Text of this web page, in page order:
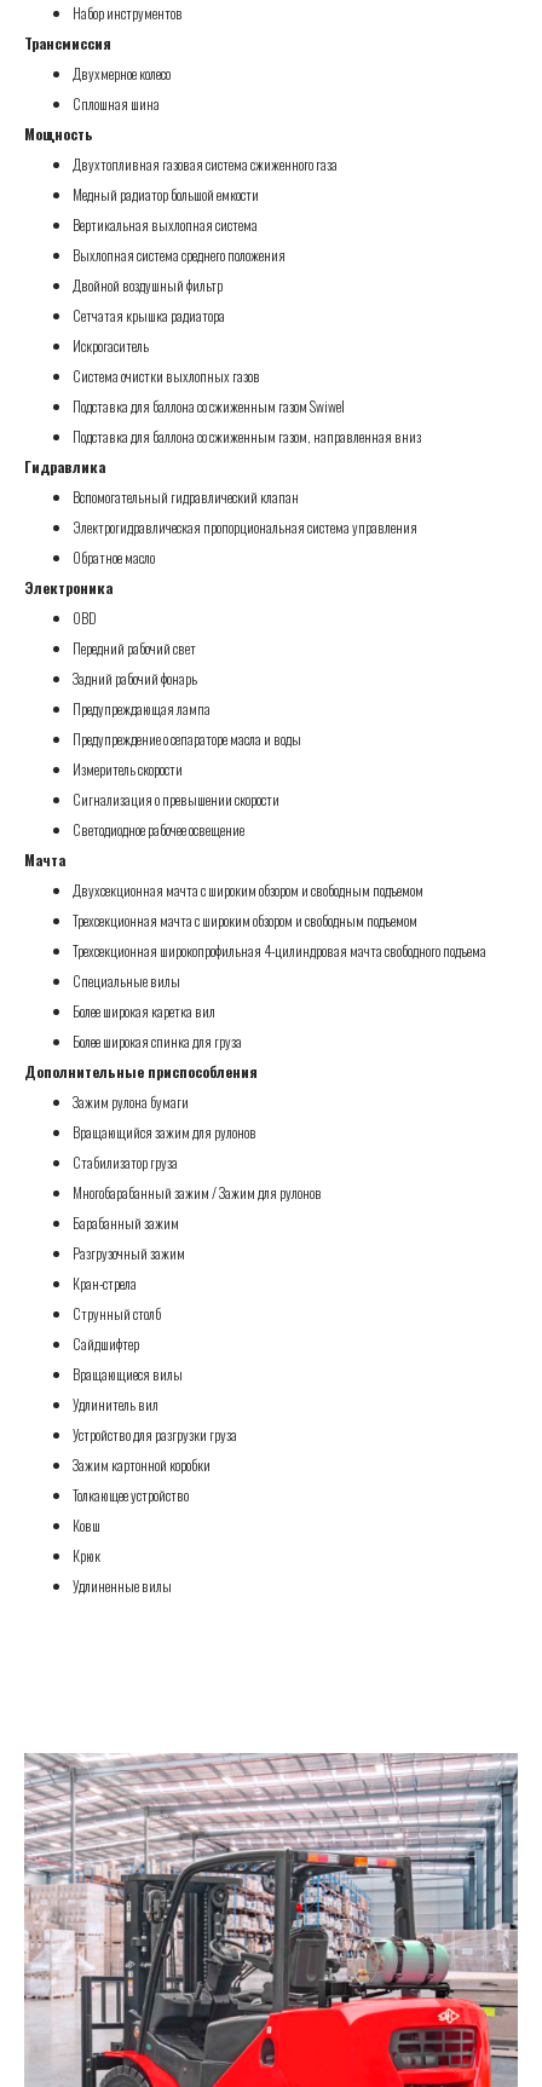
Набор инструментов
Трансмиссия
Двухмерное колесо
Сплошная шина
Мощность
Двухтопливная газовая система сжиженного газа
Медный радиатор большой емкости
Вертикальная выхлопная система
Выхлопная система среднего положения
Двойной воздушный фильтр
Сетчатая крышка радиатора
Искрогаситель
Система очистки выхлопных газов
Подставка для баллона со сжиженным газом Swiwel
Подставка для баллона со сжиженным газом, направленная вниз
Гидравлика
Вспомогательный гидравлический клапан
Электрогидравлическая пропорциональная система управления
Обратное масло
Электроника
OBD
Передний рабочий свет
Задний рабочий фонарь
Предупреждающая лампа
Предупреждение о сепараторе масла и воды
Измеритель скорости
Сигнализация о превышении скорости
Светодиодное рабочее освещение
Мачта
Двухсекционная мачта с широким обзором и свободным подъемом
Трехсекционная мачта с широким обзором и свободным подъемом
Трехсекционная широкопрофильная 4-цилиндровая мачта свободного подъема
Специальные вилы
Более широкая каретка вил
Более широкая спинка для груза
Дополнительные приспособления
Зажим рулона бумаги
Вращающийся зажим для рулонов
Стабилизатор груза
Многобарабанный зажим / Зажим для рулонов
Барабанный зажим
Разгрузочный зажим
Кран-стрела
Струнный столб
Сайдшифтер
Вращающиеся вилы
Удлинитель вил
Устройство для разгрузки груза
Зажим картонной коробки
Толкающее устройство
Ковш
Крюк
Удлиненные вилы